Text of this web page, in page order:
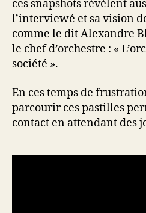
ces snapshots révèlent
l’interviewé et sa vision
comme le dit Alexandre
le chef d’orchestre : «
société ».
En ces temps de
parcourir ces pastilles
contact en attendant des